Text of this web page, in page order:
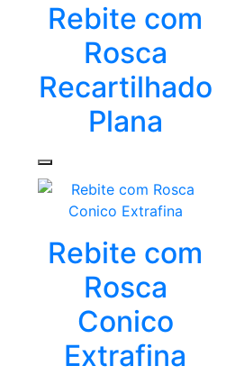
Rebite com
Rosca
Recartilhado
Plana
Rebite com
Rosca
Conico
Extrafina